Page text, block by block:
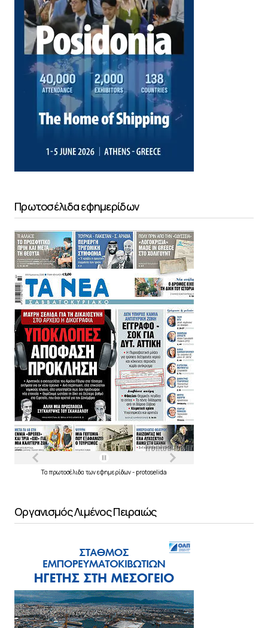
Πρωτοσέλιδα εφημερίδων
Τα πρωτοσέλιδα τωνεφημερίδων- protoselida
Οργανισμός Λιμένος Πειραιώς